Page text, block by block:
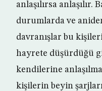
anlaşılırsa anlaşılır.
durumlarda ve
davranışlar bu
hayrete düşürdüğü
kendilerine
kişilerin beyin